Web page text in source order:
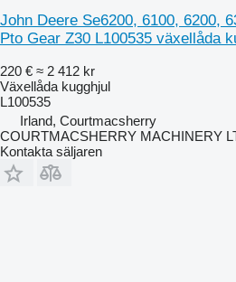
John Deere Se6200, 6100, 6200,
Pto Gear Z30 L100535 växellåda
220 € ≈ 2 412 kr
Växellåda kugghjul
L100535
Irland, Courtmacsherry
COURTMACSHERRY MACHINERY
Kontakta säljaren